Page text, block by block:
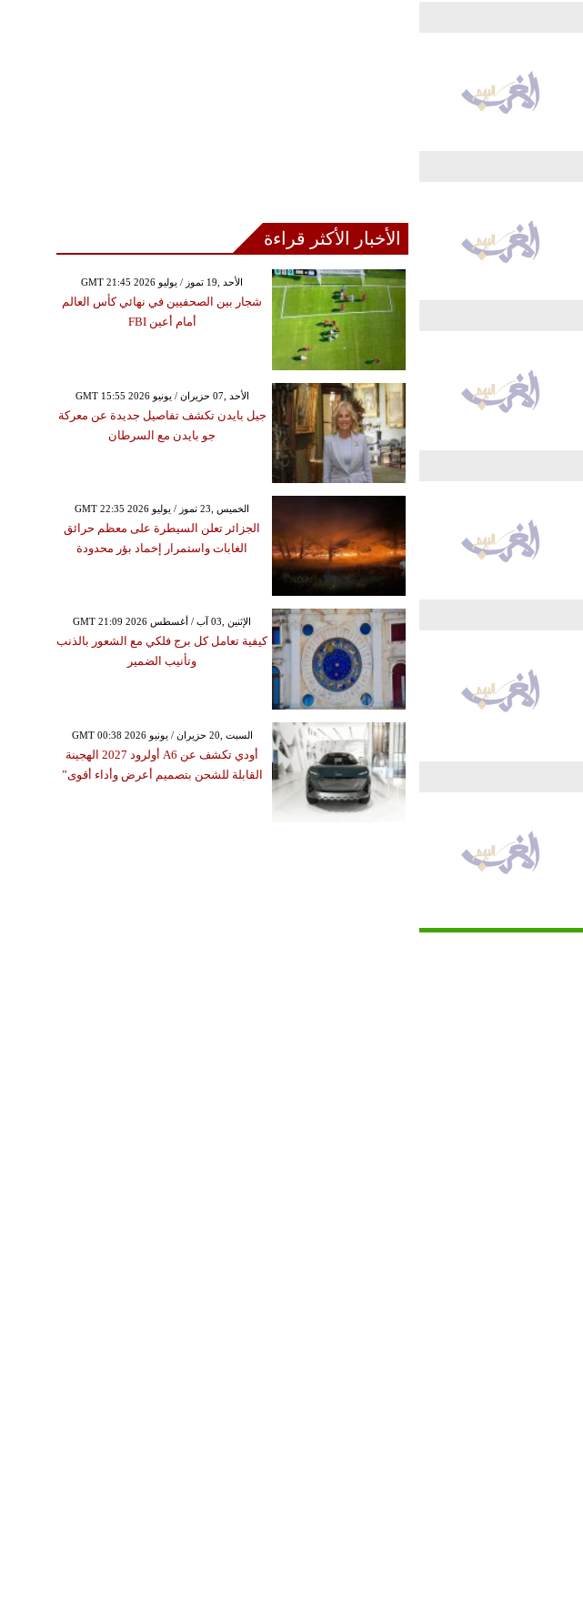
الأخبار الأكثر قراءة
GMT 21:45 2026 الأحد ,19 تموز / يوليو
شجار بين الصحفيين في نهائي كأس العالم
أمام أعين FBI
GMT 15:55 2026 الأحد ,07 حزيران / يونيو
جيل بايدن تكشف تفاصيل جديدة عن معركة
جو بايدن مع السرطان
GMT 22:35 2026 الخميس ,23 تموز / يوليو
الجزائر تعلن السيطرة على معظم حرائق
الغابات واستمرار إخماد بؤر محدودة
GMT 21:09 2026 الإثنين ,03 آب / أغسطس
كيفية تعامل كل برج فلكي مع الشعور بالذنب
وتأنيب الضمير
GMT 00:38 2026 السبت ,20 حزيران / يونيو
أودي تكشف عن A6 أولرود 2027 الهجينة
القابلة للشحن بتصميم أعرض وأداء أقوى”